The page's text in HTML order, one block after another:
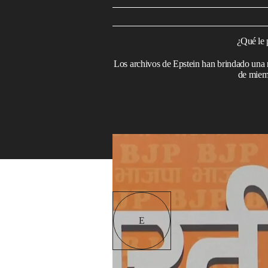
¿Qué le
Los archivos de Epstein han brindado una
de
E
n noviembre de 2001,
entrevista a la
nueve
real” por su belleza de
conductor del programa
conversación ligera y
por la industria musical. Pero lo que